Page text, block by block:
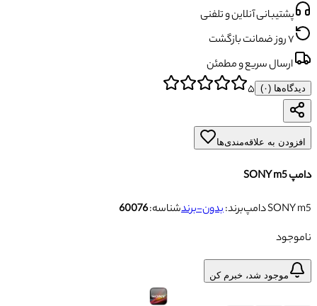
پشتیبانی آنلاین و تلفنی
۷ روز ضمانت بازگشت
ارسال سریع و مطمئن
دیدگاه‌ها (۰) ۵
افزودن به علاقه‌مندی‌ها
دامپ SONY m5
دامپ SONY m5
برند:بدون-برندشناسه:60076
ناموجود
موجود شد، خبرم کن